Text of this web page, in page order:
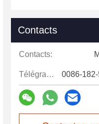
Contacts
Contacts:
Télégramme: 0086-